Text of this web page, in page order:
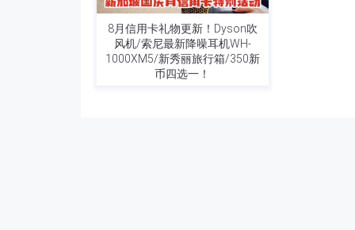
8月信用卡礼物更新！Dyson吹
风机/索尼最新降噪耳机WH-
1000XM5/新秀丽旅行箱/350新
币四选一！